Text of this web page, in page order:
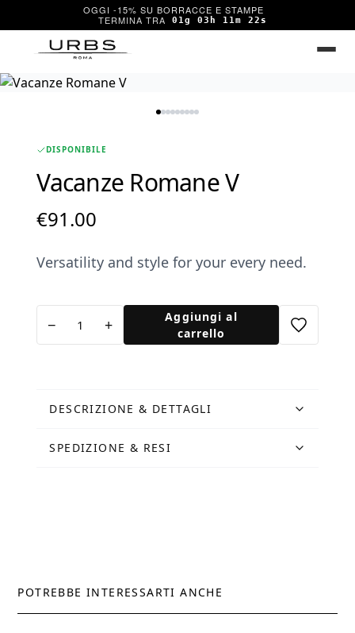
OGGI -15% SU BORRACCE E STAMPE
01g 03h 11m 22s
DISPONIBILE
Vacanze Romane V
€91.00
Versatility and style for your every need.
Romane
− +
Aggiungi al
carrello
DESCRIZIONE & DETTAGLI
SPEDIZIONE & RESI
POTREBBE INTERESSARTI ANCHE